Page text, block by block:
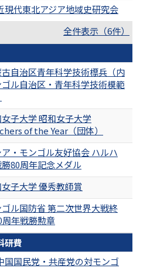
現代東北アジア地域史研究会
全件表示（6件）
自治区青年科学技術標兵（内
ル自治区・青年科学技術模範
子大学 昭和女子大学
of the Year（団体）
ア・モンゴル友好協会 ハルハ
80周年記念メダル
子大学 優秀教師賞
ル国防省 第二次世界大戦終
周年戦勝勲章
研費
国国民党・共産党の対モンゴ